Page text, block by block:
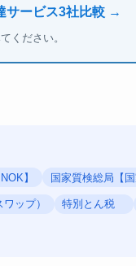
サービス3社比較 →
ください。
】 国家質検総局【
ップ） 特別とん税